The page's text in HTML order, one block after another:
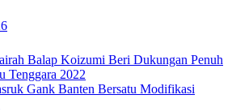
Balap Koizumi Beri Dukungan Penuh
Tenggara 2022
Gank Banten Bersatu Modifikasi